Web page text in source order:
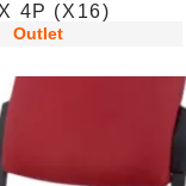
4P (X16)
Outlet